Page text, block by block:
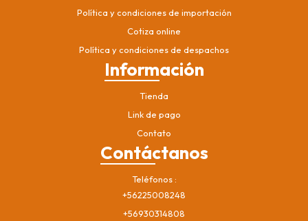
Política y condiciones de importación
Cotiza online
Política y condiciones de despachos
Información
Tienda
Link de pago
Contato
Contáctanos
Teléfonos
+56225008248
+56930314808